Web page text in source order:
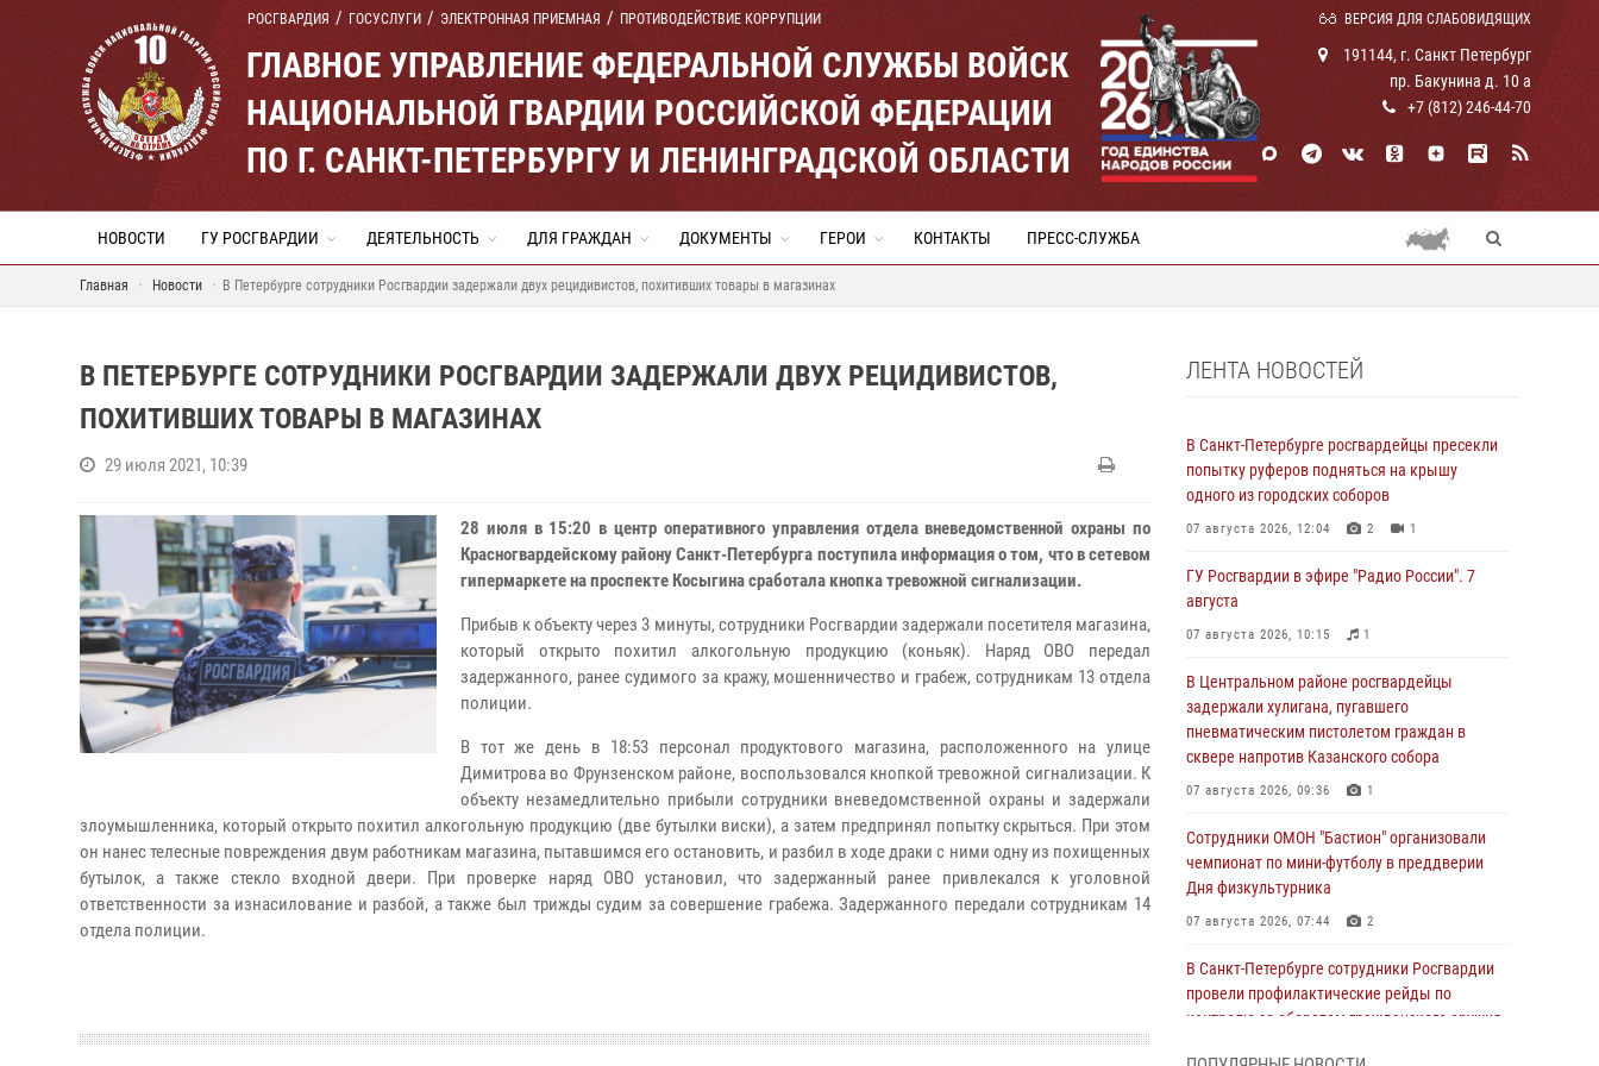
РОСГВАРДИЯ ГОСУСЛУГИ ЭЛЕКТРОННАЯ ПРИЕМНАЯ ПРОТИВОДЕЙСТВИЕ КОРРУПЦИИ ВЕРСИЯ ДЛЯ СЛАБОВИДЯЩИХ
ГЛАВНОЕ УПРАВЛЕНИЕ ФЕДЕРАЛЬНОЙ СЛУЖБЫ ВОЙСК
НАЦИОНАЛЬНОЙ ГВАРДИИ РОССИЙСКОЙ ФЕДЕРАЦИИ
ПО Г. САНКТ-ПЕТЕРБУРГУ И ЛЕНИНГРАДСКОЙ ОБЛАСТИ
191144, г. Санкт Петербург
пр. Бакунина д. 10 а
+7 (812) 246-44-70
НОВОСТИ ГУ РОСГВАРДИИ ДЕЯТЕЛЬНОСТЬ ДЛЯ ГРАЖДАН ДОКУМЕНТЫ ГЕРОИ КОНТАКТЫ ПРЕСС-СЛУЖБА
Главная Новости В Петербурге сотрудники Росгвардии задержали двух рецидивистов, похитивших товары в магазинах
В ПЕТЕРБУРГЕ СОТРУДНИКИ РОСГВАРДИИ ЗАДЕРЖАЛИ ДВУХ РЕЦИДИВИСТОВ,
ПОХИТИВШИХ ТОВАРЫ В МАГАЗИНАХ
29 июля 2021, 10:39
28 июля в 15:20 в центр оперативного управления отдела вневедомственной охраны по
Красногвардейскому району Санкт-Петербурга поступила информация о том, что в сетевом
гипермаркете на проспекте Косыгина сработала кнопка тревожной сигнализации.
Прибыв к объекту через 3 минуты, сотрудники Росгвардии задержали посетителя магазина,
который открыто похитил алкогольную продукцию (коньяк). Наряд ОВО передал
задержанного, ранее судимого за кражу, мошенничество и грабеж, сотрудникам 13 отдела
полиции.
В тот же день в 18:53 персонал продуктового магазина, расположенного на улице
Димитрова во Фрунзенском районе, воспользовался кнопкой тревожной сигнализации. К
объекту незамедлительно прибыли сотрудники вневедомственной охраны и задержали
злоумышленника, который открыто похитил алкогольную продукцию (две бутылки виски), а затем предпринял попытку скрыться. При этом
он нанес телесные повреждения двум работникам магазина, пытавшимся его остановить, и разбил в ходе драки с ними одну из похищенных
бутылок, а также стекло входной двери. При проверке наряд ОВО установил, что задержанный ранее привлекался к уголовной
ответственности за изнасилование и разбой, а также был трижды судим за совершение грабежа. Задержанного передали сотрудникам 14
отдела полиции.
ЛЕНТА НОВОСТЕЙ
В Санкт-Петербурге росгвардейцы пресекли
попытку руферов подняться на крышу
одного из городских соборов
07 августа 2026, 12:04 2 1
ГУ Росгвардии в эфире "Радио России". 7
августа
07 августа 2026, 10:15 1
В Центральном районе росгвардейцы
задержали хулигана, пугавшего
пневматическим пистолетом граждан в
сквере напротив Казанского собора
07 августа 2026, 09:36 1
Сотрудники ОМОН "Бастион" организовали
чемпионат по мини-футболу в преддверии
Дня физкультурника
07 августа 2026, 07:44 2
В Санкт-Петербурге сотрудники Росгвардии
провели профилактические рейды по
контролю за оборотом гражданского оружия